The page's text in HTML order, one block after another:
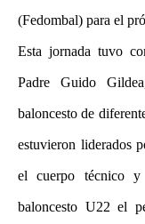
(Fedombal) para el
Esta jornada tuvo
Padre Guido
baloncesto de
estuvieron liderados
el cuerpo técnico
baloncesto U22 el